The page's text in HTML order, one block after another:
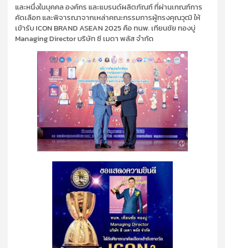
และหนึ่งในบุคคล องค์กร และแบรนด์ผลิตภัณฑ์ ที่ผ่านเกณฑ์การ
คัดเลือก และพิจารณาจากเหล่าคณะกรรมการผู้ทรงคุณวุฒิ ให้
เข้ารับ ICON BRAND ASEAN 2025 คือ ทนพ. เทียนชัย ทองบู่
Managing Director บริษัท ซี เมดา พลัส จำกัด